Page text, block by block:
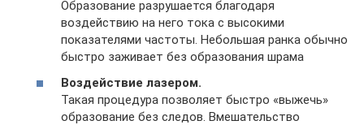
Образование разрушается благодаря
воздействию на него тока с высокими
показателями частоты. Небольшая ранка обычно
быстро заживает без образования шрама
Воздействие лазером.
Такая процедура позволяет быстро «выжечь»
образование без следов. Вмешательство